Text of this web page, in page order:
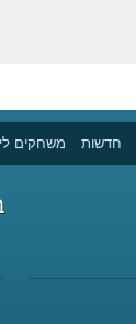
חדשות משחקים